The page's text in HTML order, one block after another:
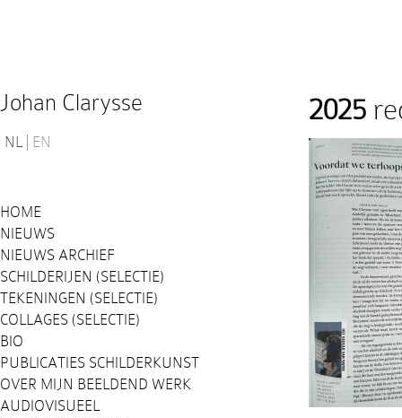
Johan Clarysse
NL EN
HOME
NIEUWS
NIEUWS ARCHIEF
SCHILDERIJEN (SELECTIE)
TEKENINGEN (SELECTIE)
COLLAGES (SELECTIE)
BIO
PUBLICATIES SCHILDERKUNST
OVER MIJN BEELDEND WERK
AUDIOVISUEEL
2025